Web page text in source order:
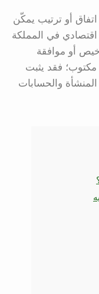
أو ترتيب يمكّن
في المملكة
أو موافقة
فقد يثبت
والحسابات